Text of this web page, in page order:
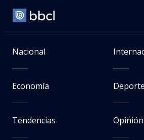
Nacional
Economía
Tendencias Opinión